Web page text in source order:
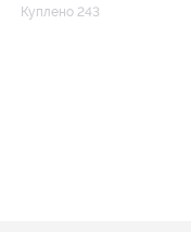
Куплено 243